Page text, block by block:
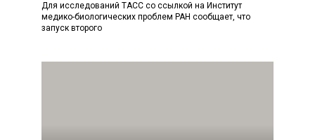
Для исследований ТАСС со ссылкой на Институт
медико-биологических проблем РАН сообщает, что
запуск второго